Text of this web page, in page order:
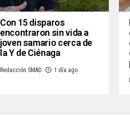
Con 15 disparos
encontraron sin vida a
joven samario cerca de
la Y de Ciénaga
Redacción SMAD 1 día ago